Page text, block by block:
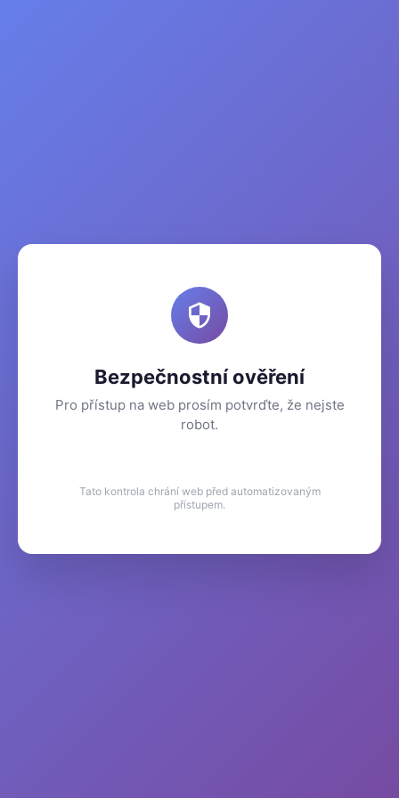
Bezpečnostní ověření
Pro přístup na web prosím potvrďte, že nejste
robot.
Tato kontrola chrání web před automatizovaným
přístupem.